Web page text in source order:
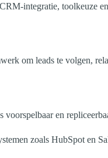
integratie, toolkeuze
om leads te volgen,
en
zoals HubSpot en